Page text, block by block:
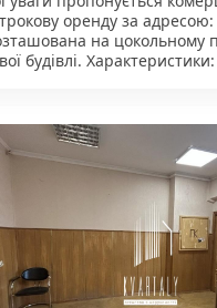
оренду за
на цокольному
будівлі.
інтернет-магазин,
збірка, упаковка),
Торг можливий!!!
"Квартали"
лише перевірені об'єкти
за адекватною
Ми гарантуємо, що
співпрацею! Комісія
договору.